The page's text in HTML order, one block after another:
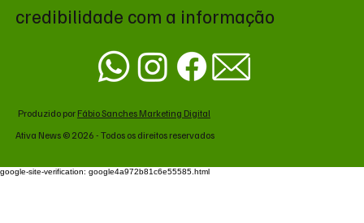
credibilidade com a informação
Produzido por Fábio Sanches Marketing Digital
Ativa News © 2026 - Todos os direitos reservados
google-site-verification: google4a972b81c6e55585.html